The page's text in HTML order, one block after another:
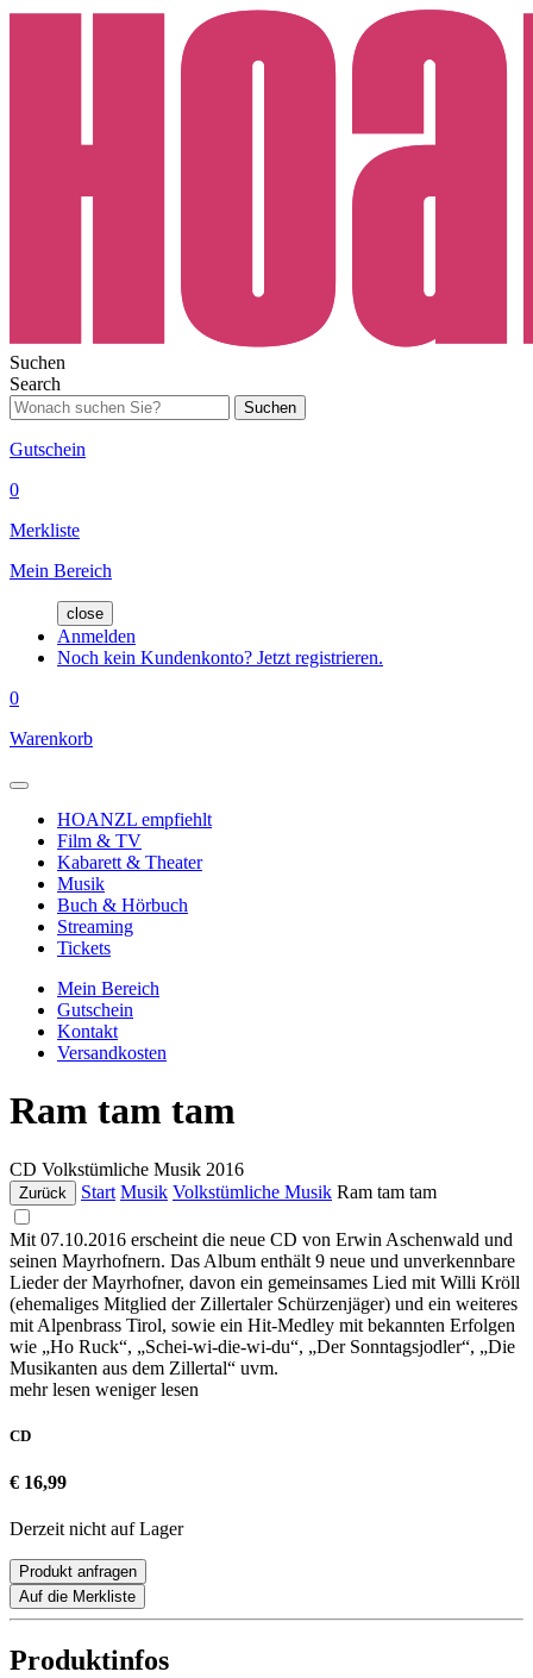
Suchen
Search
Suchen
Gutschein
0
Merkliste
Mein Bereich
close
Anmelden
Noch kein Kundenkonto? Jetzt registrieren.
0
Warenkorb
HOANZL empfiehlt
Film & TV
Kabarett & Theater
Musik
Buch & Hörbuch
Streaming
Tickets
Mein Bereich
Gutschein
Kontakt
Versandkosten
Ram tam tam
CD Volkstümliche Musik 2016
Zurück Start Musik Volkstümliche Musik Ram tam tam
Mit 07.10.2016 erscheint die neue CD von Erwin Aschenwald und
seinen Mayrhofnern. Das Album enthält 9 neue und unverkennbare
Lieder der Mayrhofner, davon ein gemeinsames Lied mit Willi Kröll
(ehemaliges Mitglied der Zillertaler Schürzenjäger) und ein weiteres
mit Alpenbrass Tirol, sowie ein Hit-Medley mit bekannten Erfolgen
wie „Ho Ruck“, „Schei-wi-die-wi-du“, „Der Sonntagsjodler“, „Die
Musikanten aus dem Zillertal“ uvm.
mehr lesen weniger lesen
CD
€ 16,99
Derzeit nicht auf Lager
Produkt anfragen
Auf die Merkliste
Produktinfos